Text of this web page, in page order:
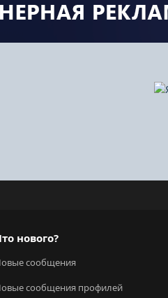
нового?
сообщения
сообщения профилей